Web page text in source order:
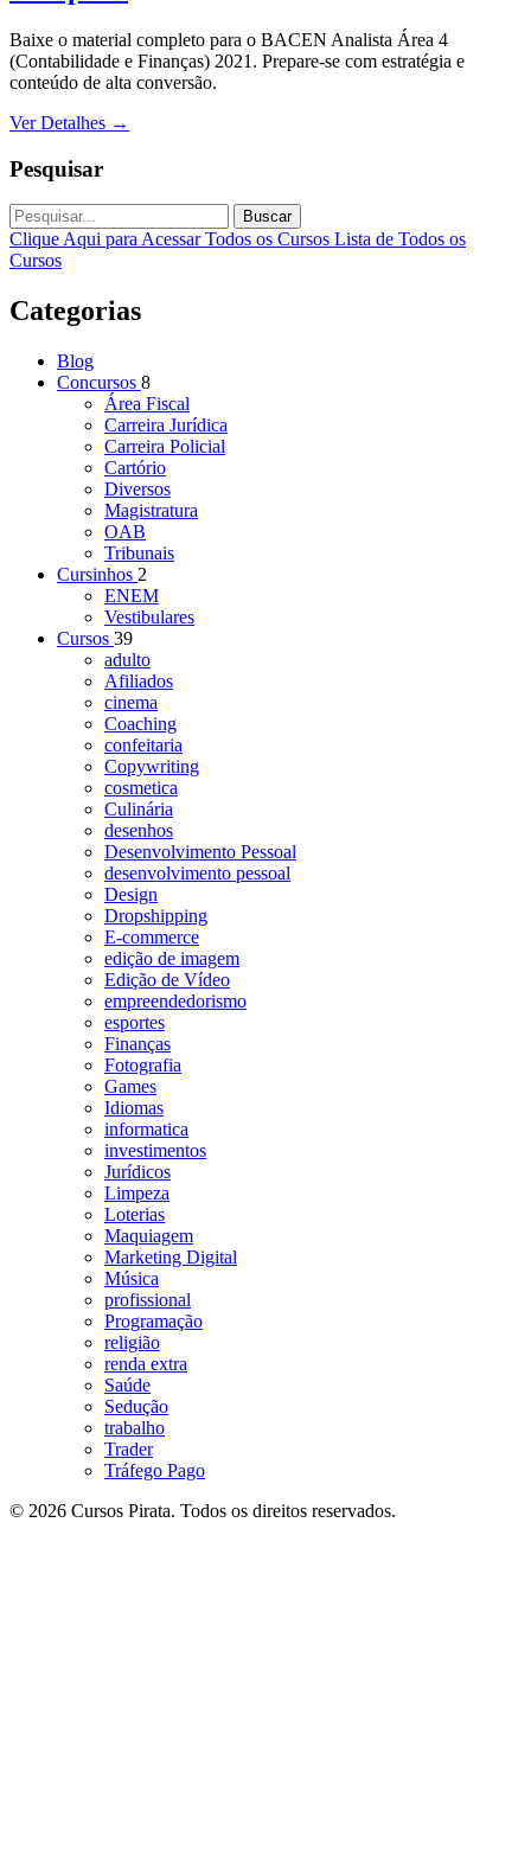
Baixe o material completo para o BACEN Analista Área 4
(Contabilidade e Finanças) 2021. Prepare-se com estratégia e
conteúdo de alta conversão.
Ver Detalhes →
Pesquisar
Buscar
Clique Aqui para Acessar Todos os Cursos Lista de Todos os
Cursos
Categorias
Blog
Concursos 8
Área Fiscal
Carreira Jurídica
Carreira Policial
Cartório
Diversos
Magistratura
OAB
Tribunais
Cursinhos 2
ENEM
Vestibulares
Cursos 39
adulto
Afiliados
cinema
Coaching
confeitaria
Copywriting
cosmetica
Culinária
desenhos
Desenvolvimento Pessoal
desenvolvimento pessoal
Design
Dropshipping
E-commerce
edição de imagem
Edição de Vídeo
empreendedorismo
esportes
Finanças
Fotografia
Games
Idiomas
informatica
investimentos
Jurídicos
Limpeza
Loterias
Maquiagem
Marketing Digital
Música
profissional
Programação
religião
renda extra
Saúde
Sedução
trabalho
Trader
Tráfego Pago
© 2026 Cursos Pirata. Todos os direitos reservados.